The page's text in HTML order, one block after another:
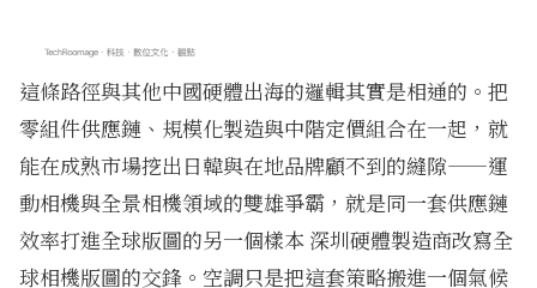
這條路徑與其他中國硬體出海的邏輯其實是相通的。把
零組件供應鏈、規模化製造與中階定價組合在一起，就
能在成熟市場挖出日韓與在地品牌顧不到的縫隙——運
動相機與全景相機領域的雙雄爭霸，就是同一套供應鏈
效率打進全球版圖的另一個樣本 深圳硬體製造商改寫全
球相機版圖的交鋒 。空調只是把這套策略搬進一個氣候